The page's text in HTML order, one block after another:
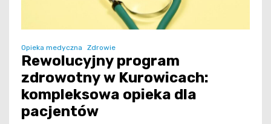
Opieka medyczna Zdrowie
Rewolucyjny program
zdrowotny w Kurowicach:
kompleksowa opieka dla
pacjentów